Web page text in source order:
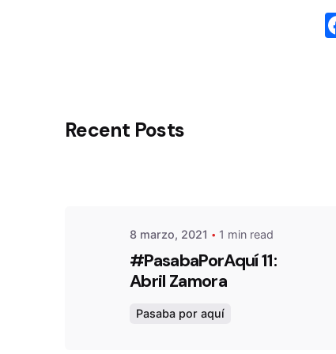
Recent Posts
8 marzo, 2021 1 min read
#PasabaPorAquí 11:
Abril Zamora
Pasaba por aquí